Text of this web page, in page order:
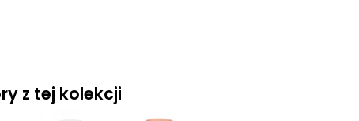
z tej kolekcji